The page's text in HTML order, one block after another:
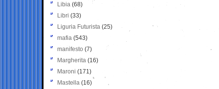
Libia (68)
Libri (33)
Liguria Futurista (25)
mafia (543)
manifesto (7)
Margherita (16)
Maroni (171)
Mastella (16)